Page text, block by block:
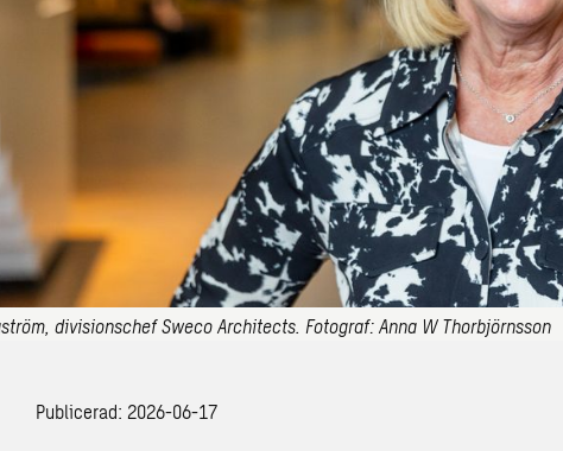
divisionschef Sweco Architects. Fotograf: Anna W Thorbjörnsson
Publicerad: 2026-06-17